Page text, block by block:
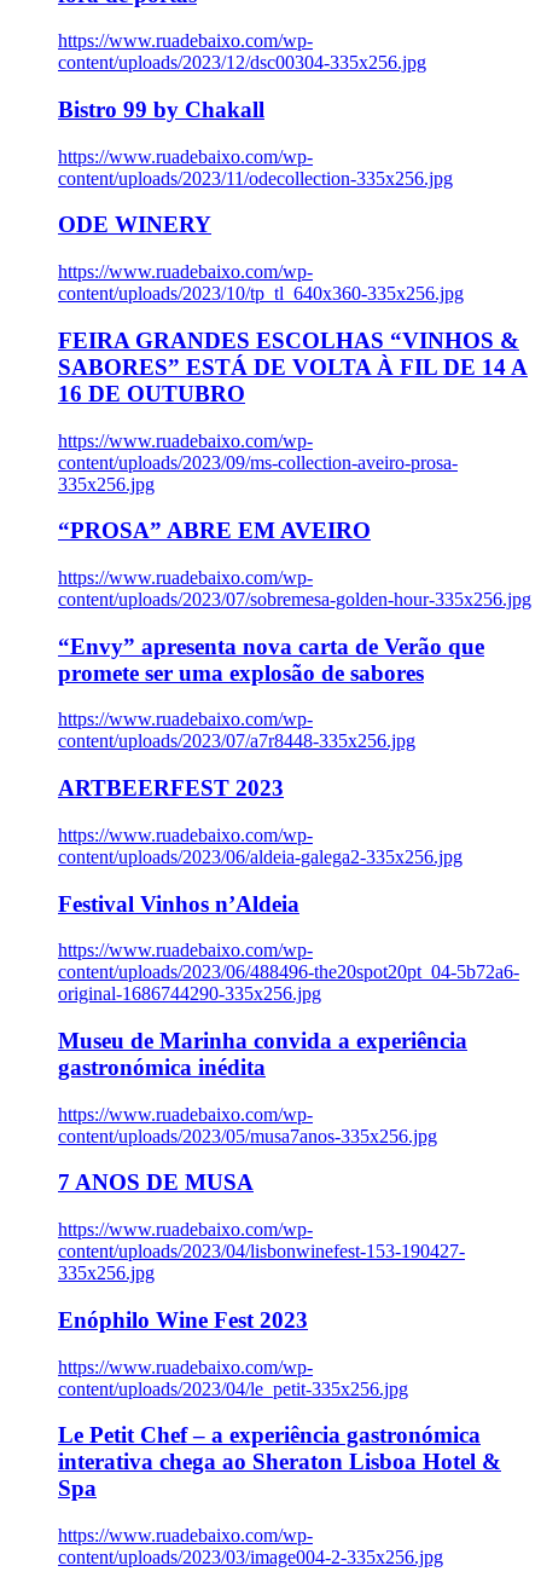
https://www.ruadebaixo.com/wp-
content/uploads/2023/12/dsc00304-335x256.jpg
Bistro 99 by Chakall
https://www.ruadebaixo.com/wp-
content/uploads/2023/11/odecollection-335x256.jpg
ODE WINERY
https://www.ruadebaixo.com/wp-
content/uploads/2023/10/tp_tl_640x360-335x256.jpg
FEIRA GRANDES ESCOLHAS “VINHOS &
SABORES” ESTÁ DE VOLTA À FIL DE 14 A
16 DE OUTUBRO
https://www.ruadebaixo.com/wp-
content/uploads/2023/09/ms-collection-aveiro-prosa-
335x256.jpg
“PROSA” ABRE EM AVEIRO
https://www.ruadebaixo.com/wp-
content/uploads/2023/07/sobremesa-golden-hour-335x256.jpg
“Envy” apresenta nova carta de Verão que
promete ser uma explosão de sabores
https://www.ruadebaixo.com/wp-
content/uploads/2023/07/a7r8448-335x256.jpg
ARTBEERFEST 2023
https://www.ruadebaixo.com/wp-
content/uploads/2023/06/aldeia-galega2-335x256.jpg
Festival Vinhos n’Aldeia
https://www.ruadebaixo.com/wp-
content/uploads/2023/06/488496-the20spot20pt_04-5b72a6-
original-1686744290-335x256.jpg
Museu de Marinha convida a experiência
gastronómica inédita
https://www.ruadebaixo.com/wp-
content/uploads/2023/05/musa7anos-335x256.jpg
7 ANOS DE MUSA
https://www.ruadebaixo.com/wp-
content/uploads/2023/04/lisbonwinefest-153-190427-
335x256.jpg
Enóphilo Wine Fest 2023
https://www.ruadebaixo.com/wp-
content/uploads/2023/04/le_petit-335x256.jpg
Le Petit Chef – a experiência gastronómica
interativa chega ao Sheraton Lisboa Hotel &
Spa
https://www.ruadebaixo.com/wp-
content/uploads/2023/03/image004-2-335x256.jpg